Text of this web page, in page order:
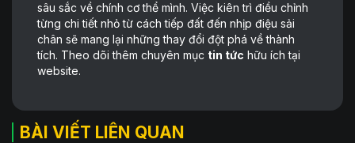
sâu sắc về chính cơ thể mình. Việc kiên trì điều chỉnh
từng chi tiết nhỏ từ cách tiếp đất đến nhịp điệu sải
chân sẽ mang lại những thay đổi đột phá về thành
tích. Theo dõi thêm chuyên mục tin tức hữu ích tại
website.
BÀI VIẾT LIÊN QUAN